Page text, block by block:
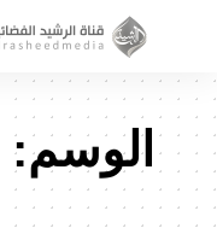
الوسم: